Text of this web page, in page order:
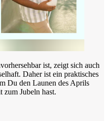
ist, zeigt sich auch
Daher ist ein praktisches
Du den Launen des Aprils
zum Jubeln hast.